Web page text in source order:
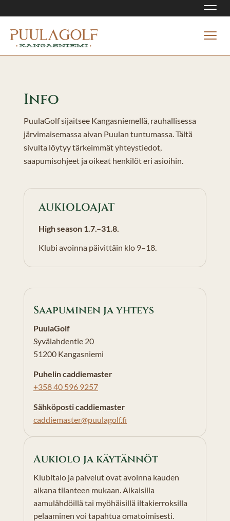
Info
PuulaGolf sijaitsee Kangasniemellä, rauhallisessa
järvimaisemassa aivan Puulan tuntumassa. Tältä
sivulta löytyy tärkeimmät yhteystiedot,
saapumisohjeet ja oikeat henkilöt eri asioihin.
AUKIOLOAJAT
High season 1.7.–31.8.
Klubi avoinna päivittäin klo 9–18.
Saapuminen ja yhteys
PuulaGolf
Syvälahdentie 20
51200 Kangasniemi
Puhelin caddiemaster
+358 40 596 9257
Sähköposti caddiemaster
caddiemaster@puulagolf.fi
Aukiolo ja käytännöt
Klubitalo ja palvelut ovat avoinna kauden
aikana tilanteen mukaan. Aikaisilla
aamulähdöillä tai myöhäisillä iltakierroksilla
pelaaminen voi tapahtua omatoimisesti.